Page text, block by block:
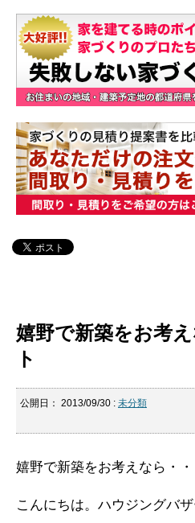
嬉野で新築をお考
ト
公開日： 2013/09/30 : 未分類
嬉野で新築をお考えなら・・
こんにちは。ハウジングバ